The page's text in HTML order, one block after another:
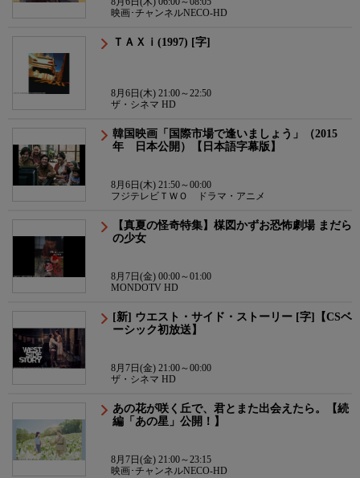
映画･チャンネルNECO-HD
ＴＡＸｉ(1997) [字]
8月6日(木) 21:00～22:50
ザ・シネマ HD
韓国映画「国際市場で逢いましょう」（2015
年 日本公開）【日本語字幕版】
8月6日(木) 21:50～00:00
フジテレビＴＷＯ ドラマ・アニメ
【真夏の怪奇特集】楳図かずお恐怖劇場 まだら
の少女
8月7日(金) 00:00～01:00
MONDOTV HD
[新] ウエスト・サイド・ストーリー [字]【CSベ
ーシック初放送】
8月7日(金) 21:00～00:00
ザ・シネマ HD
あの花が咲く丘で、君とまた出会えたら。【続
編「あの星」公開！】
8月7日(金) 21:00～23:15
映画･チャンネルNECO-HD